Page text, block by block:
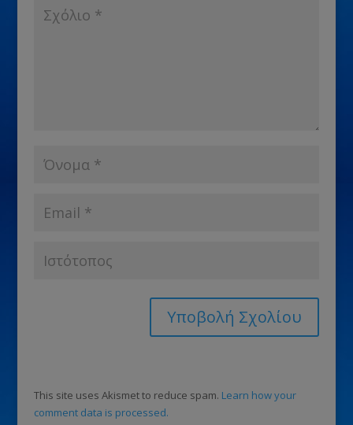
This site uses Akismet to reduce spam. Learn how your
comment data is processed.